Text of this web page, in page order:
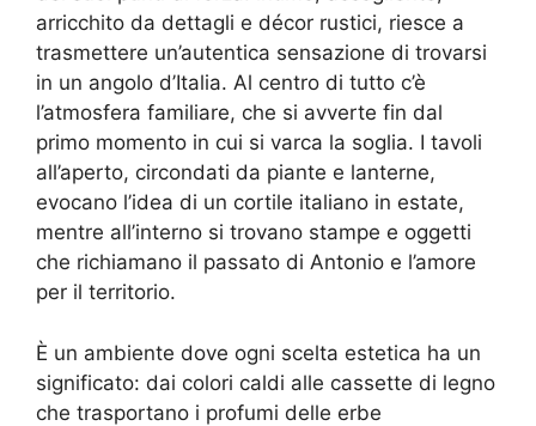
arricchito da dettagli e décor rustici, riesce a
trasmettere un’autentica sensazione di trovarsi
in un angolo d’Italia. Al centro di tutto c’è
l’atmosfera familiare, che si avverte fin dal
primo momento in cui si varca la soglia. I tavoli
all’aperto, circondati da piante e lanterne,
evocano l’idea di un cortile italiano in estate,
mentre all’interno si trovano stampe e oggetti
che richiamano il passato di Antonio e l’amore
per il territorio.
È un ambiente dove ogni scelta estetica ha un
significato: dai colori caldi alle cassette di legno
che trasportano i profumi delle erbe